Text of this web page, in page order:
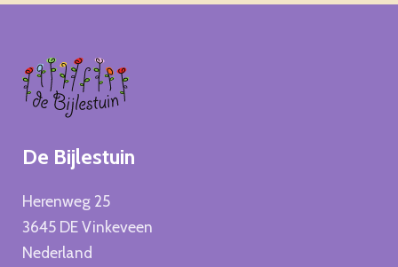
ik?
De Bijlestuin
Herenweg 25
3645 DE Vinkeveen
Nederland